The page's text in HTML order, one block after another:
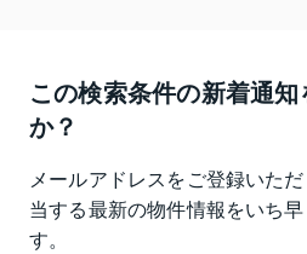
この検索条件の新着通
か？
メールアドレスをご登録いた
当する最新の物件情報をいち
す。